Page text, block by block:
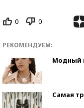
0 0
РЕКОМЕНДУЕМ:
Модный
Самая